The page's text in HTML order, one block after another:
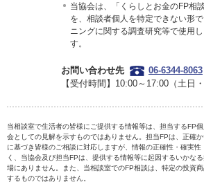
当協会は、「くらしとお金のFP相
を、相談者個人を特定できない形
ニングに関する調査研究等で使用
す。
お問い合わせ先
06-6344-8063
【受付時間】10:00～17:00（土日
当相談室で生活者の皆様にご提供する情報等は、担当するFP
会としての見解を示すものではありません。担当FPは、正確
に基づき皆様のご相談に対応しますが、情報の正確性・確実
く、当協会及び担当FPは、提供する情報等に起因するいかな
場にありません。また、当相談室でのFP相談は、特定の投資
するものではありません。